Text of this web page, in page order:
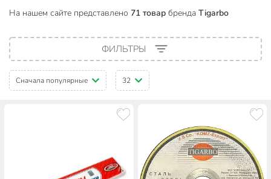
На нашем сайте представлено 71 товар бренда Tigarbo
ФИЛЬТРЫ
Сначала популярные 32